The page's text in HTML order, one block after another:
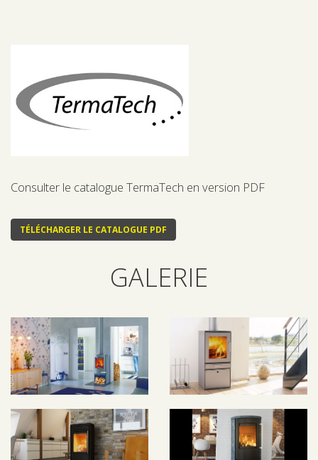
Consulter le catalogue TermaTech en version PDF
TÉLÉCHARGER LE CATALOGUE PDF
GALERIE